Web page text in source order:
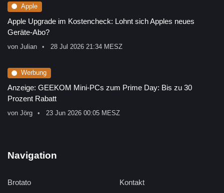
Apple
Apple Upgrade im Kostencheck: Lohnt sich Apples neues
Geräte-Abo?
von Julian 28 Jul 2026 21:34 MESZ
Werbung
Anzeige: GEEKOM Mini-PCs zum Prime Day: Bis zu 30
Prozent Rabatt
von Jörg 23 Jun 2026 00:05 MESZ
Navigation
Brotato
Kontakt